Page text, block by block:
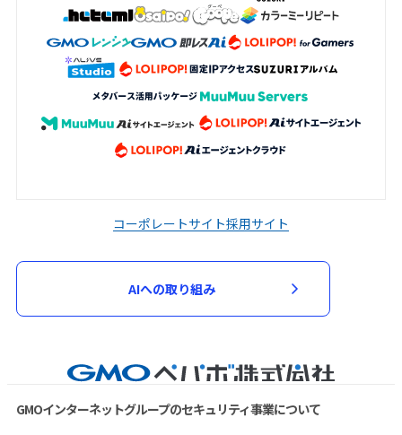
コーポレートサイト採用サイト
AIへの取り組み
GMOインターネットグループのセキュリティ事業について